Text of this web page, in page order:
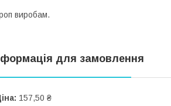
виробам.
для замовлення
157,50 ₴